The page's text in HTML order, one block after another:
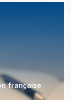
française